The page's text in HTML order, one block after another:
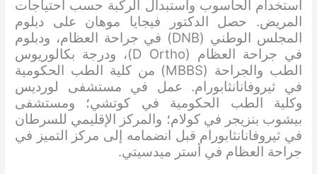
استخدام الحاسوب واستبدال الركبة حسب احتياجات
المريض. حصل الدكتور فيجايا موهان على دبلوم
المجلس الوطني (DNB) في جراحة العظام، ودبلوم
في جراحة العظام (D Ortho)، ودرجة بكالوريوس
الطب والجراحة (MBBS) من كلية الطب الحكومية
في ثيروفانانثابورام. عمل في مستشفى لورديس
وكلية الطب الحكومية في كوتشي؛ ومستشفى
بيشوب بنزيجر في كولام؛ والمركز الإقليمي للسرطان
في ثيروفانانثابورام قبل انضمامه إلى مركز التميز في
جراحة العظام في أستر ميدسيتي.